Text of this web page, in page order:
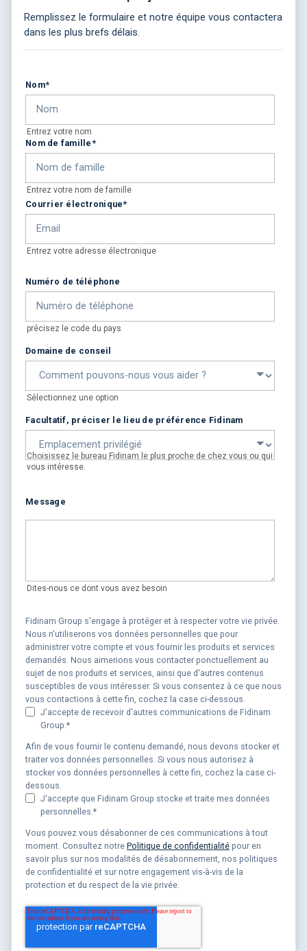
Remplissez le formulaire et notre équipe vous contactera
dans les plus brefs délais.
Nom*
Entrez votre nom
Nom de famille*
Entrez votre nom de famille
Courrier électronique*
Entrez votre adresse électronique
Numéro de téléphone
précisez le code du pays
Domaine de conseil
Sélectionnez une option
Facultatif, préciser le lieu de préférence Fidinam
Choisissez le bureau Fidinam le plus proche de chez vous ou qui
vous intéresse.
Message
Dites-nous ce dont vous avez besoin
Fidinam Group s'engage à protéger et à respecter votre vie privée.
Nous n'utiliserons vos données personnelles que pour
administrer votre compte et vous fournir les produits et services
demandés. Nous aimerions vous contacter ponctuellement au
sujet de nos produits et services, ainsi que d'autres contenus
susceptibles de vous intéresser. Si vous consentez à ce que nous
vous contactions à cette fin, cochez la case ci-dessous.
J'accepte de recevoir d'autres communications de Fidinam
Group. *
Afin de vous fournir le contenu demandé, nous devons stocker et
traiter vos données personnelles. Si vous nous autorisez à
stocker vos données personnelles à cette fin, cochez la case ci-
dessous.
J'accepte que Fidinam Group stocke et traite mes données
personnelles. *
Vous pouvez vous désabonner de ces communications à tout
moment. Consultez notre Politique de confidentialité pour en
savoir plus sur nos modalités de désabonnement, nos politiques
de confidentialité et sur notre engagement vis-à-vis de la
protection et du respect de la vie privée.